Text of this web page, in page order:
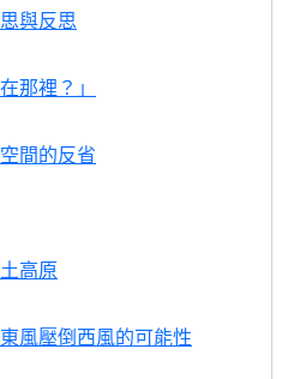
與反思
那裡？」
間的反省
高原
風壓倒西風的可能性